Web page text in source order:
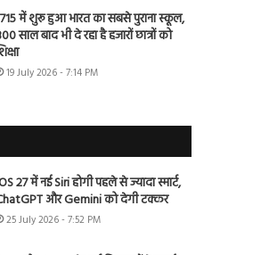
में शुरू हुआ भारत का सबसे पुराना स्कूल,
साल बाद भी दे रहा है हजारों छात्रों को
19 July 2026 - 7:14 PM
27 में नई Siri होगी पहले से ज्यादा स्मार्ट,
और Gemini को देगी टक्कर
25 July 2026 - 7:52 PM